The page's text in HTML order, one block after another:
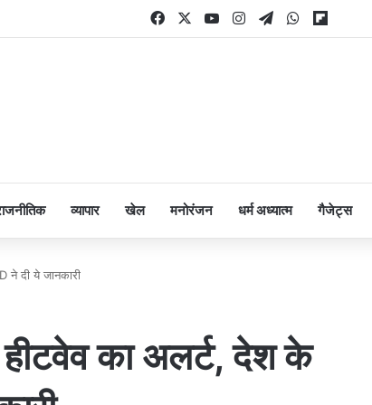
FacebookYouTubeInstagram
TelegramWhatsApp
व्यापार खेल मनोरंजन धर्म अध्यात्म गैजेट्स
ने दी ये जानकारी
का अलर्ट, देश के